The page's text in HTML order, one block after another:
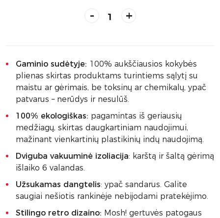
- +
Gaminio sudėtyje: 100% aukščiausios kokybės
plienas skirtas produktams turintiems sąlytį su
maistu ar gėrimais, be toksinų ar chemikalų, ypač
patvarus – nerūdys ir nesulūš.
100% ekologiškas: pagamintas iš geriausių
medžiagų, skirtas daugkartiniam naudojimui,
mažinant vienkartinių plastikinių indų naudojimą.
Dviguba vakuuminė izoliacija: karštą ir šaltą gėrimą
išlaiko 6 valandas.
Užsukamas dangtelis: ypač sandarus. Galite
saugiai nešiotis rankinėje nebijodami pratekėjimo.
Stilingo retro dizaino: Mosh! gertuvės patogaus